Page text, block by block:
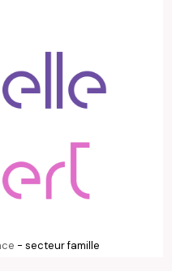
- secteur famille